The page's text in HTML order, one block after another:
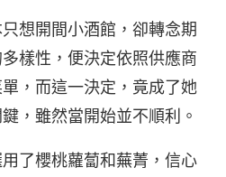
想開間小酒館，卻轉念期
樣性，便決定依照供應商
，而這一決定，竟成了她
，雖然當開始並不順利。
了櫻桃蘿蔔和蕪菁，信心